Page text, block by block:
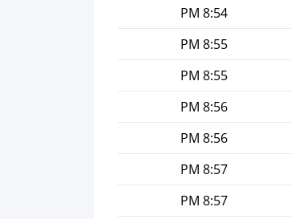
8:54 PM
8:55 PM
8:55 PM
8:56 PM
8:56 PM
8:57 PM
8:57 PM